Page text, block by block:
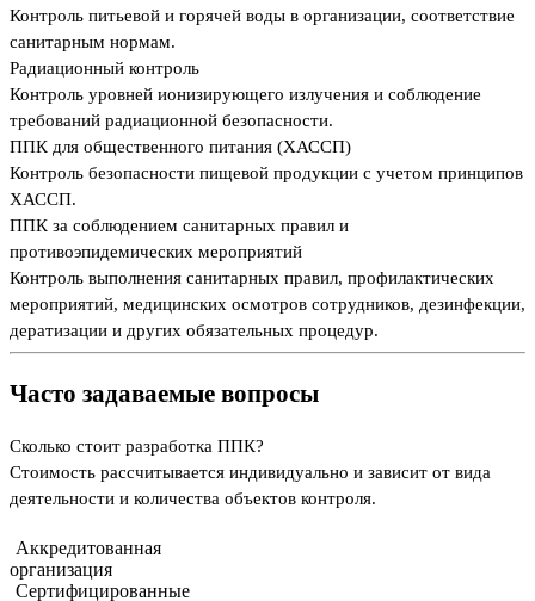
Контроль питьевой и горячей воды в организации, соответствие
санитарным нормам.
Радиационный контроль
Контроль уровней ионизирующего излучения и соблюдение
требований радиационной безопасности.
ППК для общественного питания (ХАССП)
Контроль безопасности пищевой продукции с учетом принципов
ХАССП.
ППК за соблюдением санитарных правил и
противоэпидемических мероприятий
Контроль выполнения санитарных правил, профилактических
мероприятий, медицинских осмотров сотрудников, дезинфекции,
дератизации и других обязательных процедур.
Часто задаваемые вопросы
Сколько стоит разработка ППК?
Стоимость рассчитывается индивидуально и зависит от вида
деятельности и количества объектов контроля.
Аккредитованная
организация
Сертифицированные